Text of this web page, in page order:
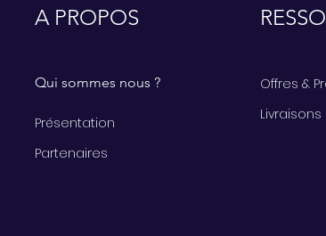
A PROPOS
Qui sommes nous ?
Présentation
Partenaires
Offres &
Livraisons